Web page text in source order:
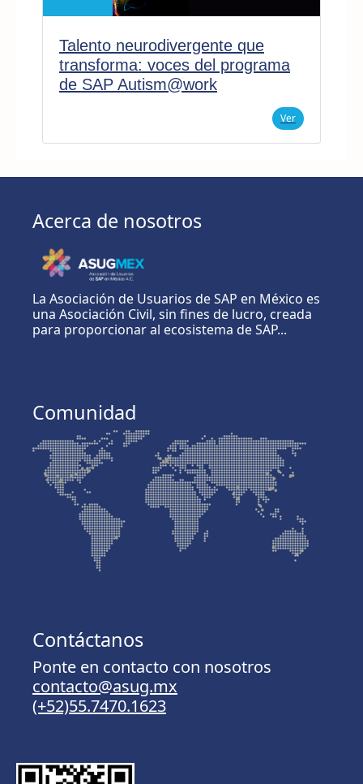
Talento neurodivergente que
transforma: voces del programa
de SAP Autism@work
Ver
Acerca de nosotros
La Asociación de Usuarios de SAP en México es
una Asociación Civil, sin fines de lucro, creada
para proporcionar al ecosistema de SAP...
Comunidad
Contáctanos
Ponte en contacto con nosotros
contacto@asug.mx
(+52)55.7470.1623